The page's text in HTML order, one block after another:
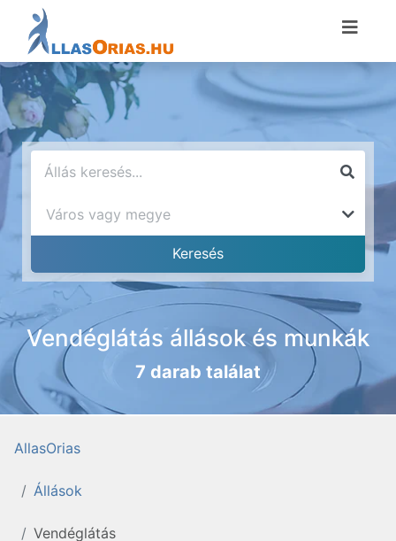
Vendéglátás állások és munkák
7 darab találat
AllasOrias
Állások
Vendéglátás